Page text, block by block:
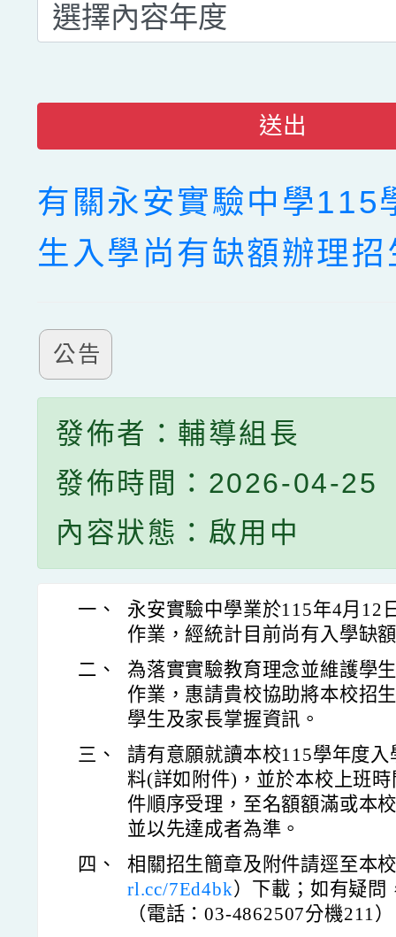
送出
有關永安實驗中學115
生入學尚有缺額辦理
公告
發佈者：輔導組長
發佈時間：2026-04-25
內容狀態：啟用中
一、 永安實驗中學業於115年4月12
作業，經統計目前尚有入學缺
二、
為落實實驗教育理念並維護學
作業，惠請貴校協助將本校招
學生及家長掌握資訊。
三、
請有意願就讀本校115學年度
料(詳如附件)，並於本校上班
件順序受理，至名額額滿或本
並以先達成者為準。
四、
相關招生簡章及附件請逕至本
rl.cc/7Ed4bk）下載；如有疑問
（電話：03-4862507分機211